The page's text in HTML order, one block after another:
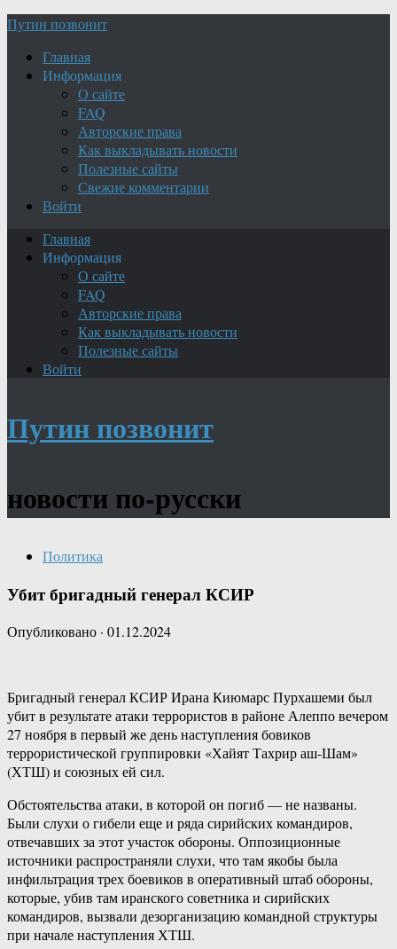
Путин позвонит
Главная
Информация
О сайте
FAQ
Авторские права
Как выкладывать новости
Полезные сайты
Свежие комментарии
Войти
Главная
Информация
О сайте
FAQ
Авторские права
Как выкладывать новости
Полезные сайты
Войти
Путин позвонит
новости по-русски
Политика
Убит бригадный генерал КСИР
Опубликовано · 01.12.2024
Бригадный генерал КСИР Ирана Киюмарс Пурхашеми был
убит в результате атаки террористов в районе Алеппо вечером
27 ноября в первый же день наступления бовиков
террористической группировки «Хайят Тахрир аш-Шам»
(ХТШ) и союзных ей сил.
Обстоятельства атаки, в которой он погиб — не названы.
Были слухи о гибели еще и ряда сирийских командиров,
отвечавших за этот участок обороны. Оппозиционные
источники распространяли слухи, что там якобы была
инфильтрация трех боевиков в оперативный штаб обороны,
которые, убив там иранского советника и сирийских
командиров, вызвали дезорганизацию командной структуры
при начале наступления ХТШ.